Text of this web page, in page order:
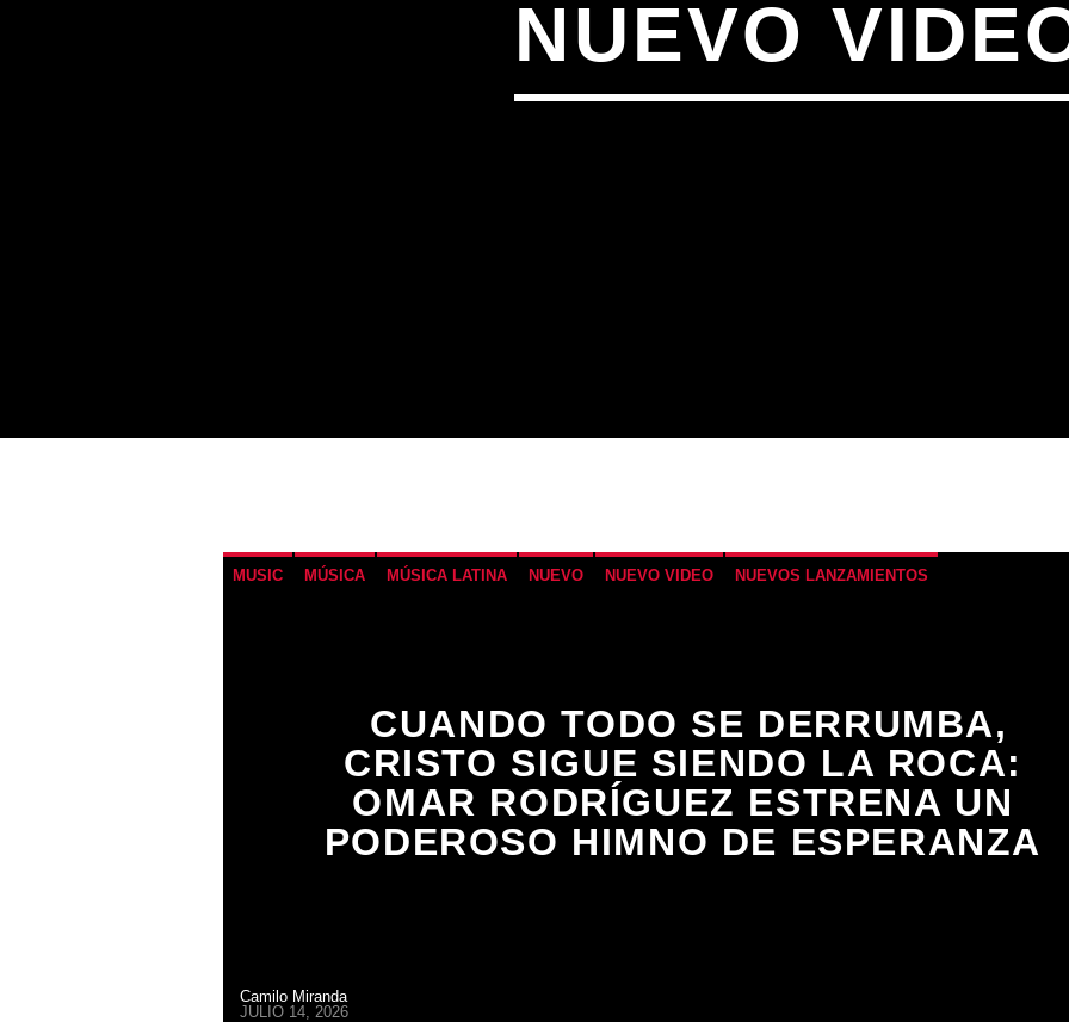
NUEVO
MUSIC MÚSICA MÚSICA LATINA NUEVO NUEVO VIDEO NUEVOS LANZAMIENTOS
CUANDO TODO SE DERRUMBA,
CRISTO SIGUE SIENDO LA ROCA:
OMAR RODRÍGUEZ ESTRENA UN
PODEROSO HIMNO DE ESPERANZA
Camilo Miranda
JULIO 14, 2026